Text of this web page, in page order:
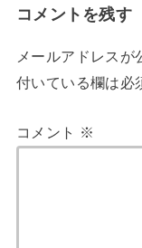
コメントを残す
メールアドレスが
付いている欄は必
コメント ※